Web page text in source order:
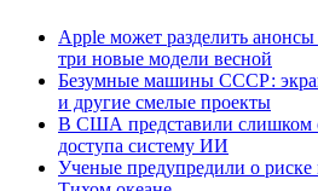
Apple может разделить
три новые модели весной
Безумные машины СССР:
и другие смелые проекты
В США представили слишком
доступа систему ИИ
Ученые предупредили о